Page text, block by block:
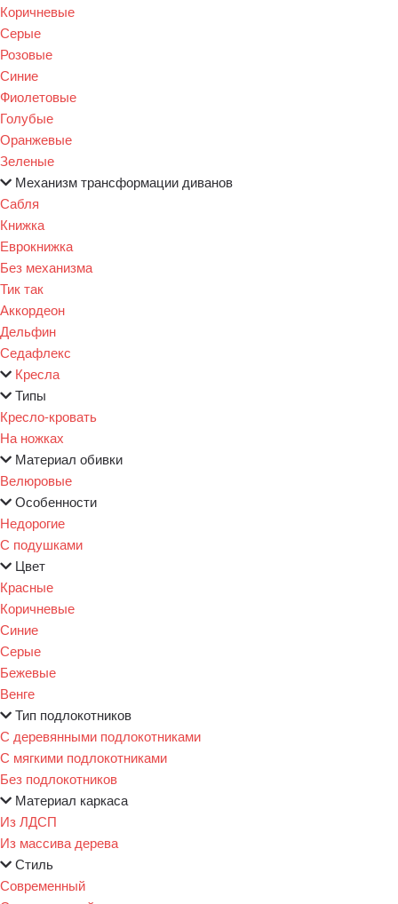
Коричневые
Серые
Розовые
Синие
Фиолетовые
Голубые
Оранжевые
Зеленые
Механизм трансформации диванов
Сабля
Книжка
Еврокнижка
Без механизма
Тик так
Аккордеон
Дельфин
Седафлекс
Кресла
Типы
Кресло-кровать
На ножках
Материал обивки
Велюровые
Особенности
Недорогие
С подушками
Цвет
Красные
Коричневые
Синие
Серые
Бежевые
Венге
Тип подлокотников
С деревянными подлокотниками
С мягкими подлокотниками
Без подлокотников
Материал каркаса
Из ЛДСП
Из массива дерева
Стиль
Современный